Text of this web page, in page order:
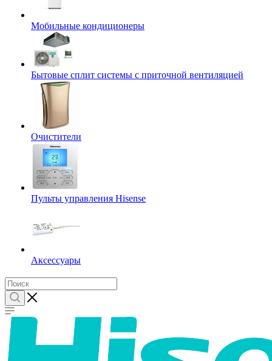
Мобильные кондиционеры
Бытовые сплит системы с приточной вентиляцией
Очистители
Пульты управления Hisense
Аксессуары